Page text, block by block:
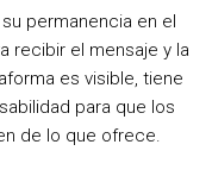
permanencia en el
recibir el mensaje y la
es visible, tiene
para que los
de lo que ofrece.